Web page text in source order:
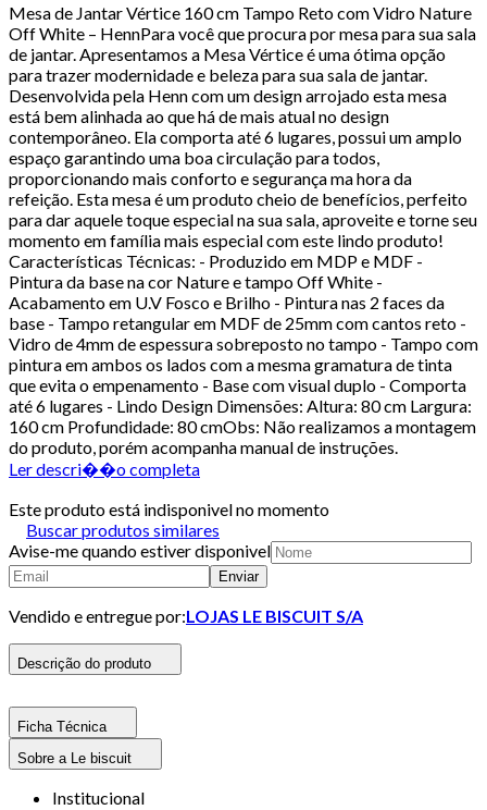
Mesa de Jantar Vértice 160 cm Tampo Reto com Vidro Nature
Off White – HennPara você que procura por mesa para sua sala
de jantar. Apresentamos a Mesa Vértice é uma ótima opção
para trazer modernidade e beleza para sua sala de jantar.
Desenvolvida pela Henn com um design arrojado esta mesa
está bem alinhada ao que há de mais atual no design
contemporâneo. Ela comporta até 6 lugares, possui um amplo
espaço garantindo uma boa circulação para todos,
proporcionando mais conforto e segurança ma hora da
refeição. Esta mesa é um produto cheio de benefícios, perfeito
para dar aquele toque especial na sua sala, aproveite e torne seu
momento em família mais especial com este lindo produto!
Características Técnicas: - Produzido em MDP e MDF -
Pintura da base na cor Nature e tampo Off White -
Acabamento em U.V Fosco e Brilho - Pintura nas 2 faces da
base - Tampo retangular em MDF de 25mm com cantos reto -
Vidro de 4mm de espessura sobreposto no tampo - Tampo com
pintura em ambos os lados com a mesma gramatura de tinta
que evita o empenamento - Base com visual duplo - Comporta
até 6 lugares - Lindo Design Dimensões: Altura: 80 cm Largura:
160 cm Profundidade: 80 cmObs: Não realizamos a montagem
do produto, porém acompanha manual de instruções.
Ler descri��o completa
Este produto está indisponivel no momento
Buscar produtos similares
Avise-me quando estiver disponivel
Enviar
Vendido e entregue por:LOJAS LE BISCUIT S/A
Descrição do produto
Ficha Técnica
Sobre a Le biscuit
Institucional